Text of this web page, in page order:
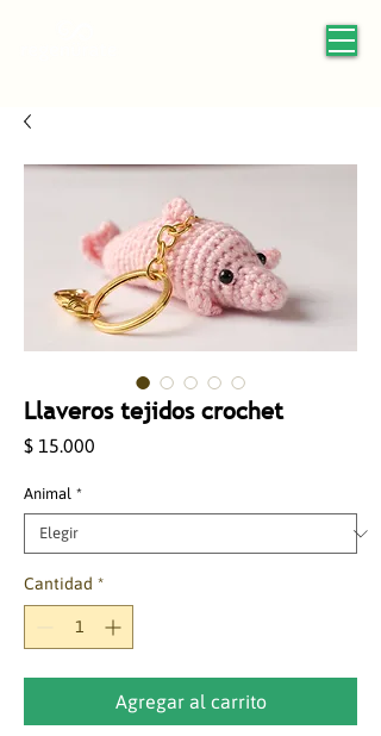
Llaveros tejidos crochet
$ 15.000
Animal *
Cantidad *
Agregar al carrito